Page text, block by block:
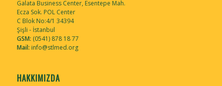
Galata Business Center, Esentepe Mah.
Ecza Sok. POL Center
C Blok No:4/1 34394
Şişli - İstanbul
GSM: (0541) 878 18 77
Mail: info@stlmed.org
HAKKIMIZDA